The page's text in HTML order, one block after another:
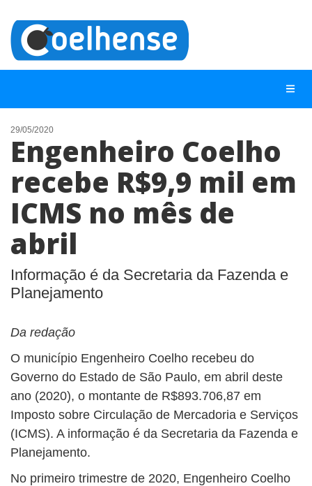
NOTÍCIAS
LISTA DIGITAL
TELEFONES ÚTEIS
ANUNCIE
29/05/2020
Engenheiro Coelho
recebe R$9,9 mil em
ICMS no mês de
abril
Informação é da Secretaria da Fazenda e
Planejamento
Da redação
O município Engenheiro Coelho recebeu do
Governo do Estado de São Paulo, em abril deste
ano (2020), o montante de R$893.706,87 em
Imposto sobre Circulação de Mercadoria e Serviços
(ICMS). A informação é da Secretaria da Fazenda e
Planejamento.
No primeiro trimestre de 2020, Engenheiro Coelho